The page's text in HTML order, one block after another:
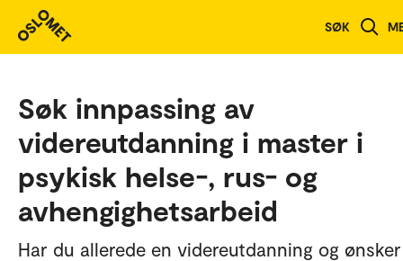
SØK
Søk innpassing av
videreutdanning i master i
psykisk helse-, rus- og
avhengighetsarbeid
Har du allerede en videreutdanning og